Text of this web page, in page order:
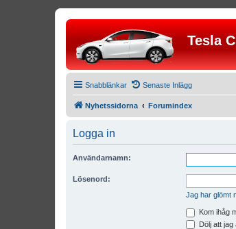
Tesla
Snabblänkar Senaste Inlägg
Nyhetssidorna Forumindex
Logga in
Användarnamn:
Lösenord:
Jag har glömt
Kom ihåg
Dölj att jag